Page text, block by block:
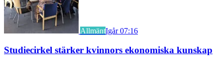
AllmäntIgår 07:16
Studiecirkel stärker kvinnors ekonomiska kunskap